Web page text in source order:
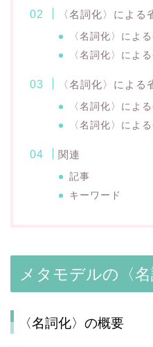
〈名詞化〉による
〈名詞化〉によ
〈名詞化〉によ
〈名詞化〉によ
〈名詞化〉によ
〈名詞化〉によ
関連
記事
キーワード
メタモデルの〈
〈名詞化〉の概要